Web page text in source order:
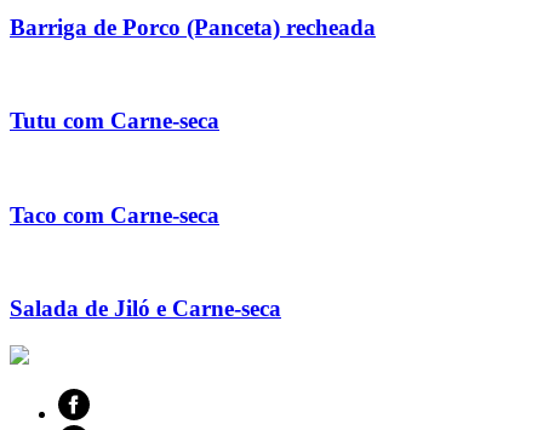
Barriga de Porco (Panceta) recheada
Tutu com Carne-seca
Taco com Carne-seca
Salada de Jiló e Carne-seca